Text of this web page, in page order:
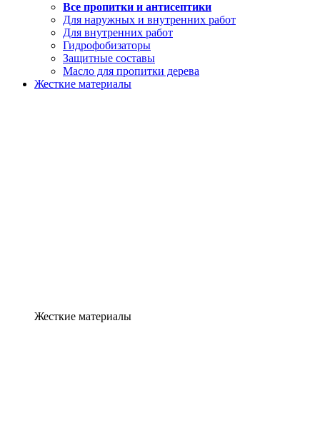
Все пропитки и антисептики
Для наружных и внутренних работ
Для внутренних работ
Гидрофобизаторы
Защитные составы
Масло для пропитки дерева
Жесткие материалы
Жесткие материалы